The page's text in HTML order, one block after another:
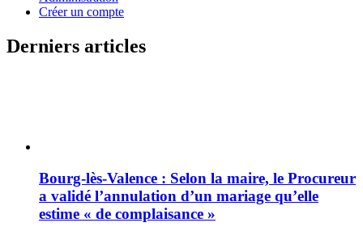
Créer un compte
Derniers articles
Bourg-lès-Valence : Selon la maire, le Procureur
a validé l’annulation d’un mariage qu’elle
estime « de complaisance »